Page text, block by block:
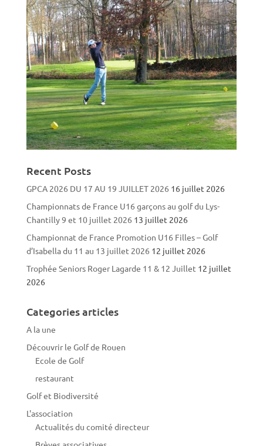
Recent Posts
GPCA 2026 DU 17 AU 19 JUILLET 2026 16 juillet 2026
Championnats de France U16 garçons au golf du Lys-
Chantilly 9 et 10 juillet 2026 13 juillet 2026
Championnat de France Promotion U16 Filles – Golf
d’Isabella du 11 au 13 juillet 2026 12 juillet 2026
Trophée Seniors Roger Lagarde 11 & 12 Juillet 12 juillet
2026
Categories articles
A la une
Découvrir le Golf de Rouen
Ecole de Golf
restaurant
Golf et Biodiversité
L'association
Actualités du comité directeur